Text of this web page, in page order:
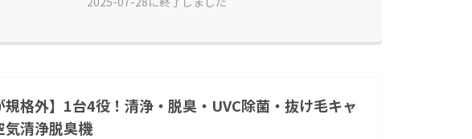
規格外】1台4役！清浄・脱臭・UVC除菌・抜け毛キャ
気清浄脱臭機